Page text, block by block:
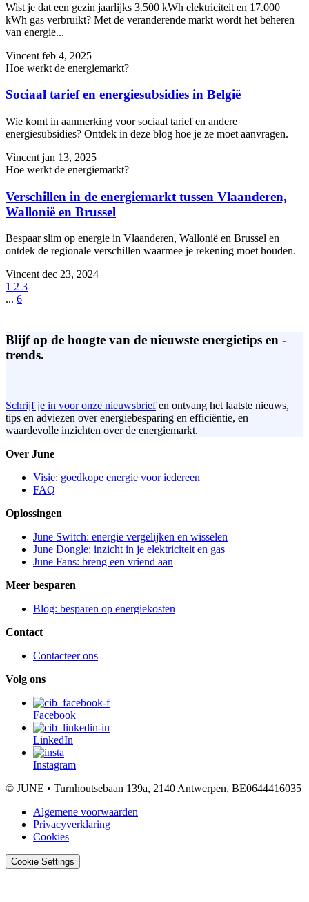
Wist je dat een gezin jaarlijks 3.500 kWh elektriciteit en 17.000
kWh gas verbruikt? Met de veranderende markt wordt het beheren
van energie...
Vincent feb 4, 2025
Hoe werkt de energiemarkt?
Sociaal tarief en energiesubsidies in België
Wie komt in aanmerking voor sociaal tarief en andere
energiesubsidies? Ontdek in deze blog hoe je ze moet aanvragen.
Vincent jan 13, 2025
Hoe werkt de energiemarkt?
Verschillen in de energiemarkt tussen Vlaanderen,
Wallonië en Brussel
Bespaar slim op energie in Vlaanderen, Wallonië en Brussel en
ontdek de regionale verschillen waarmee je rekening moet houden.
Vincentdec 23, 2024
1 2 3
... 6
Blijf op de hoogte van de nieuwste energietips en -
trends.
Schrijf je in voor onze nieuwsbriefen ontvang het laatste nieuws,
tips en adviezen over energiebesparing en efficiëntie, en
waardevolle inzichten over de energiemarkt.
Over June
Visie: goedkope energie voor iedereen
FAQ
Oplossingen
June Switch: energie vergelijken en wisselen
June Dongle: inzicht in je elektriciteit en gas
June Fans: breng een vriend aan
Meer besparen
Blog: besparen op energiekosten
Contact
Contacteer ons
Volg ons
Facebook
LinkedIn
Instagram
© JUNE • Turnhoutsebaan 139a, 2140 Antwerpen, BE0644416035
Algemene voorwaarden
Privacyverklaring
Cookies
Cookie Settings